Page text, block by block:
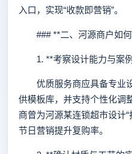
入口，实现“收款即营销”。
### **二、河源商户如何
1. **考察设计能力与案
优质服务商应具备专业
供模板库，并支持个性化调
商曾为河源某连锁超市设计
节日营销提升复购率。